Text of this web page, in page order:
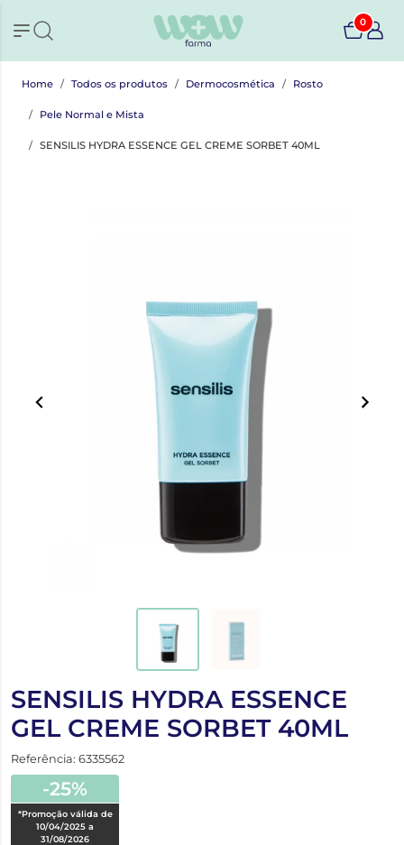
0
Home Todos os produtos Dermocosmética Rosto
Pele Normal e Mista
SENSILIS HYDRA ESSENCE GEL CREME SORBET 40ML
SENSILIS HYDRA ESSENCE
GEL CREME SORBET 40ML
Referência: 6335562
-25%
*Promoção válida de
10/04/2025 a
31/08/2026